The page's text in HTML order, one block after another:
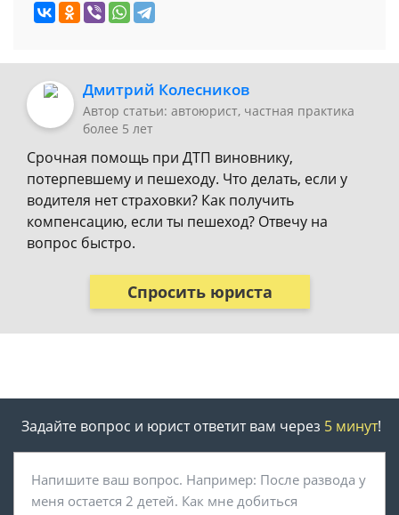
Дмитрий Колесников
Автор статьи: автоюрист, частная практика
более 5 лет
Срочная помощь при ДТП виновнику,
потерпевшему и пешеходу. Что делать, если у
водителя нет страховки? Как получить
компенсацию, если ты пешеход? Отвечу на
вопрос быстро.
Спросить юриста
Задайте вопрос и юрист ответит вам через 5 минут!